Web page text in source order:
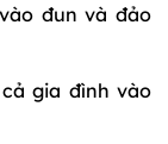
đun và đảo
gia đình vào